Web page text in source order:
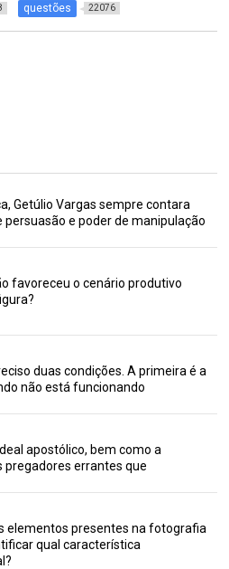
questões 22076
Getúlio Vargas sempre contara
e poder de manipulação
favoreceu o cenário produtivo
duas condições. A primeira é a
não está funcionando
apostólico, bem como a
pregadores errantes que
elementos presentes na fotografia
qual característica